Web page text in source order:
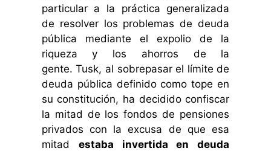
particular a la práctica generalizada
de resolver los problemas de deuda
pública mediante el expolio de la
riqueza y los ahorros de la
gente.Tusk, al sobrepasar el límite de
deuda pública definido como tope en
su constitución, ha decidido confiscar
la mitad de los fondos de pensiones
privados con la excusa de que esa
mitad estaba invertida en deuda